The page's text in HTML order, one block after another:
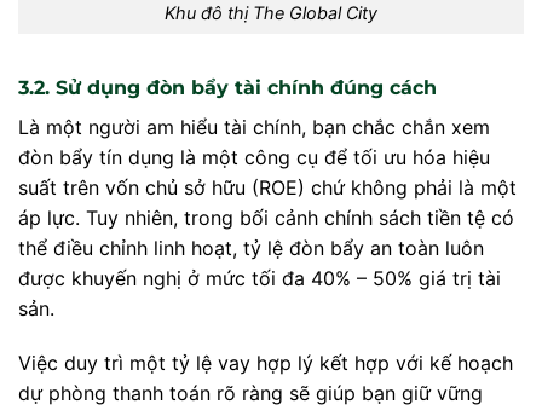
Khu đô thị The Global City
3.2. Sử dụng đòn bẩy tài chính đúng cách
Là một người am hiểu tài chính, bạn chắc chắn xem
đòn bẩy tín dụng là một công cụ để tối ưu hóa hiệu
suất trên vốn chủ sở hữu (ROE) chứ không phải là một
áp lực. Tuy nhiên, trong bối cảnh chính sách tiền tệ có
thể điều chỉnh linh hoạt, tỷ lệ đòn bẩy an toàn luôn
được khuyến nghị ở mức tối đa 40% – 50% giá trị tài
sản.
Việc duy trì một tỷ lệ vay hợp lý kết hợp với kế hoạch
dự phòng thanh toán rõ ràng sẽ giúp bạn giữ vững